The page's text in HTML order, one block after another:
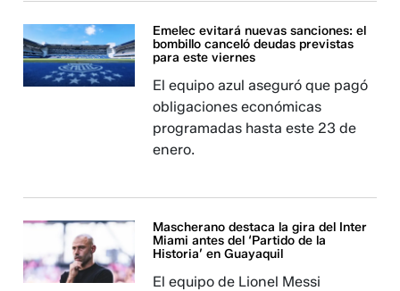
Emelec evitará nuevas sanciones: el
bombillo canceló deudas previstas
para este viernes
El equipo azul aseguró que pagó
obligaciones económicas
programadas hasta este 23 de
enero.
Mascherano destaca la gira del Inter
Miami antes del ‘Partido de la
Historia’ en Guayaquil
El equipo de Lionel Messi